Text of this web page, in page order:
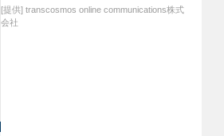
[提供] transcosmos online communications株式
会社